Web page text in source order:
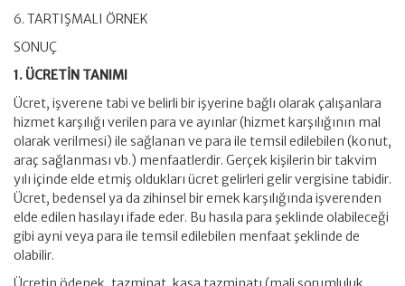
6. TARTIŞMALI ÖRNEK
SONUÇ
1. ÜCRETİN TANIMI
Ücret, işverene tabi ve belirli bir işyerine bağlı olarak çalışanlara
hizmet karşılığı verilen para ve ayınlar (hizmet karşılığının mal
olarak verilmesi) ile sağlanan ve para ile temsil edilebilen (konut,
araç sağlanması vb.) menfaatlerdir. Gerçek kişilerin bir takvim
yılı içinde elde etmiş oldukları ücret gelirleri gelir vergisine tabidir.
Ücret, bedensel ya da zihinsel bir emek karşılığında işverenden
elde edilen hasılayı ifade eder. Bu hasıla para şeklinde olabileceği
gibi ayni veya para ile temsil edilebilen menfaat şeklinde de
olabilir.